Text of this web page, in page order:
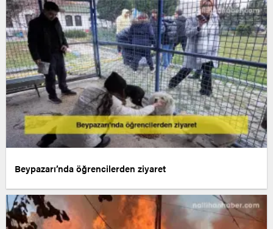
Beypazarı’nda öğrencilerden ziyaret